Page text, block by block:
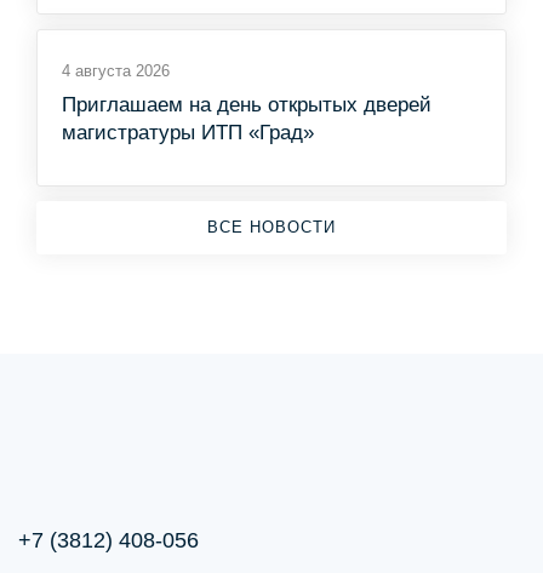
4 августа 2026
Приглашаем на день открытых дверей
магистратуры ИТП «Град»
ВСЕ НОВОСТИ
+7 (3812) 408-056